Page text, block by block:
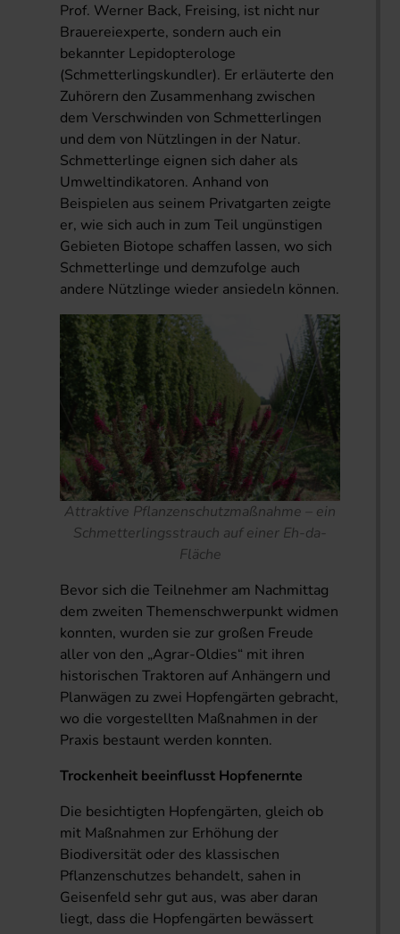
Prof. Werner Back, Freising, ist nicht nur
Brauereiexperte, sondern auch ein
bekannter Lepidopterologe
(Schmetterlingskundler). Er erläuterte den
Zuhörern den Zusammenhang zwischen
dem Verschwinden von Schmetterlingen
und dem von Nützlingen in der Natur.
Schmetterlinge eignen sich daher als
Umweltindikatoren. Anhand von
Beispielen aus seinem Privatgarten zeigte
er, wie sich auch in zum Teil ungünstigen
Gebieten Biotope schaffen lassen, wo sich
Schmetterlinge und demzufolge auch
andere Nützlinge wieder ansiedeln können.
Attraktive Pflanzenschutzmaßnahme – ein
Schmetterlingsstrauch auf einer Eh-da-
Fläche
Bevor sich die Teilnehmer am Nachmittag
dem zweiten Themenschwerpunkt widmen
konnten, wurden sie zur großen Freude
aller von den „Agrar-Oldies“ mit ihren
historischen Traktoren auf Anhängern und
Planwägen zu zwei Hopfengärten gebracht,
wo die vorgestellten Maßnahmen in der
Praxis bestaunt werden konnten.
Trockenheit beeinflusst Hopfenernte
Die besichtigten Hopfengärten, gleich ob
mit Maßnahmen zur Erhöhung der
Biodiversität oder des klassischen
Pflanzenschutzes behandelt, sahen in
Geisenfeld sehr gut aus, was aber daran
liegt, dass die Hopfengärten bewässert